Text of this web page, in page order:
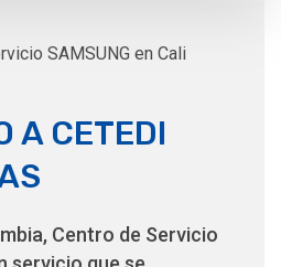
A CETEDI
Centro de Servicio